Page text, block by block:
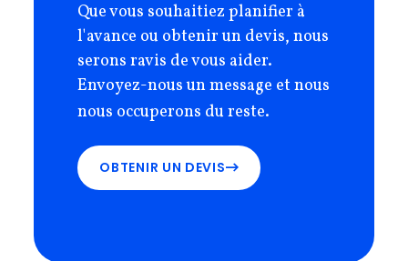
Que vous souhaitiez planifier à
l'avance ou obtenir un devis, nous
serons ravis de vous aider.
Envoyez-nous un message et nous
nous occuperons du reste.
OBTENIR UN DEVIS